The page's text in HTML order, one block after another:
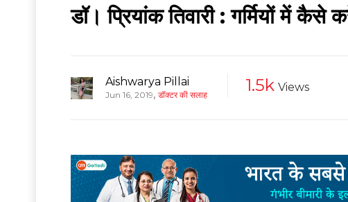
डॉ। प्रियांक तिवारी : गर्मियों में
Aishwarya Pillai
Jun 16, 2019, डॉक्टर की सलाह 1.5k Views